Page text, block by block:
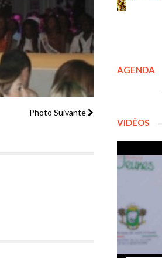
Photo Suivante
AGENDA
VIDÉOS